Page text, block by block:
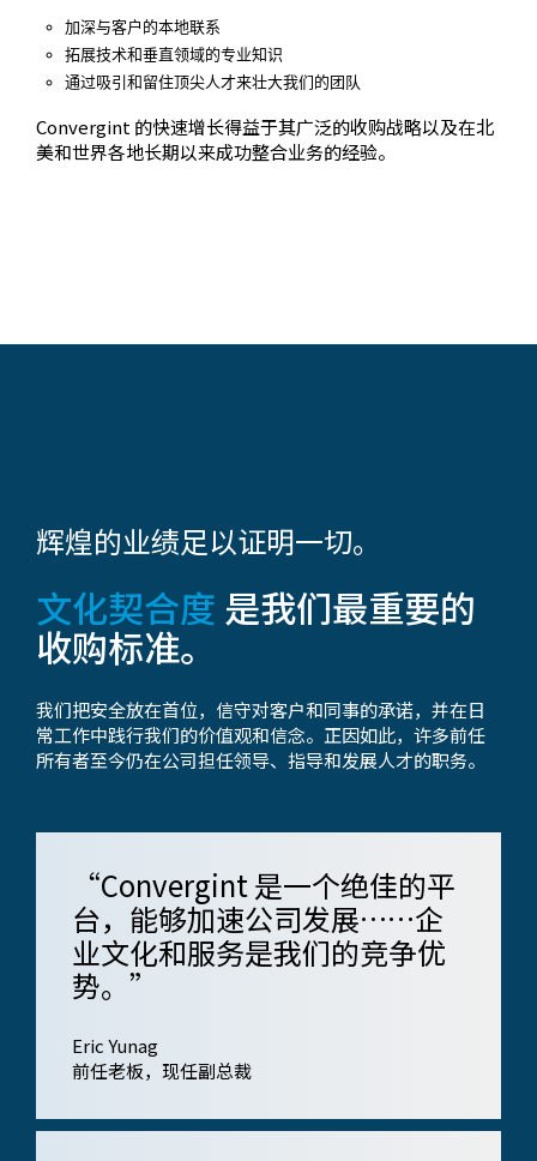
加深与客户的本地联系
拓展技术和垂直领域的专业知识
通过吸引和留住顶尖人才来壮大我们的团队
Convergint 的快速增长得益于其广泛的收购战略以及在北
美和世界各地长期以来成功整合业务的经验。
辉煌的业绩足以证明一切。
文化契合度 是我们最重要的
收购标准。
我们把安全放在首位，信守对客户和同事的承诺，并在日
常工作中践行我们的价值观和信念。正因如此，许多前任
所有者至今仍在公司担任领导、指导和发展人才的职务。
“Convergint 是一个绝佳的平
台，能够加速公司发展……企
业文化和服务是我们的竞争优
势。”
Eric Yunag
前任老板，现任副总裁